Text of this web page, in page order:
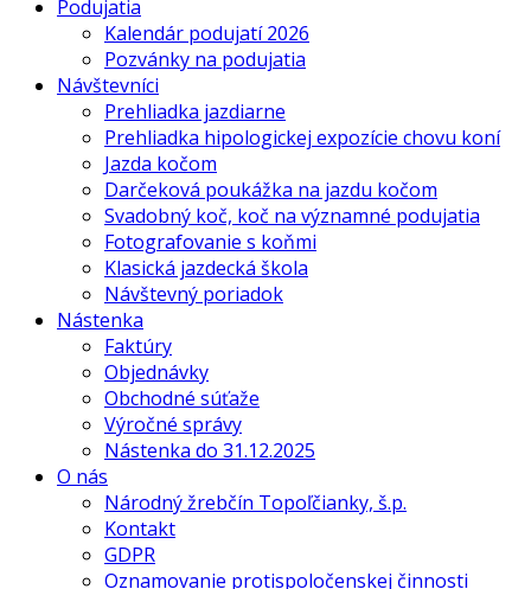
Podujatia
Kalendár podujatí 2026
Pozvánky na podujatia
Návštevníci
Prehliadka jazdiarne
Prehliadka hipologickej expozície chovu koní
Jazda kočom
Darčeková poukážka na jazdu kočom
Svadobný koč, koč na významné podujatia
Fotografovanie s koňmi
Klasická jazdecká škola
Návštevný poriadok
Nástenka
Faktúry
Objednávky
Obchodné súťaže
Výročné správy
Nástenka do 31.12.2025
O nás
Národný žrebčín Topoľčianky, š.p.
Kontakt
GDPR
Oznamovanie protispoločenskej činnosti